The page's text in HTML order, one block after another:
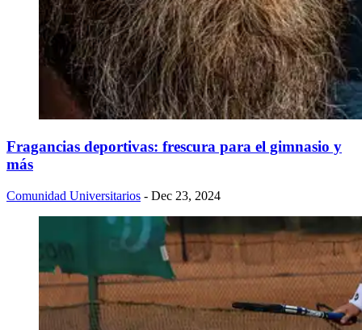
Fragancias deportivas: frescura para el gimnasio y
más
Comunidad Universitarios - Dec 23, 2024